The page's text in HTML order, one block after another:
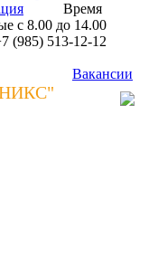
Время
с 8.00 до 14.00
(985) 513-12-12
Вакансии